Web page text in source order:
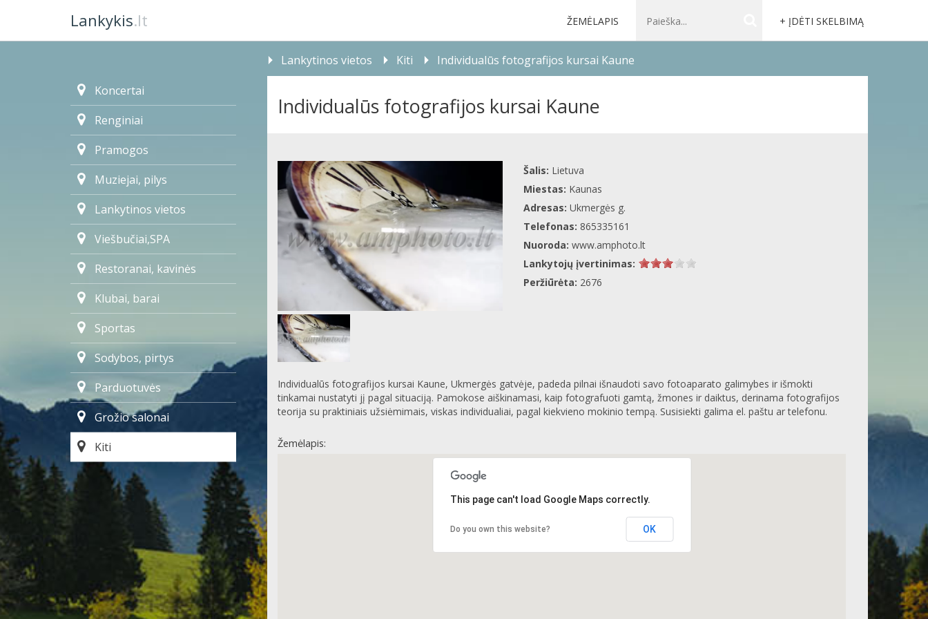
Lankykis.lt ŽEMĖLAPIS + ĮDĖTI SKELBIMĄ
Lankytinos vietos Kiti
Individualūs fotografijos kursai Kaune
Koncertai
Renginiai
Pramogos
Muziejai, pilys
Lankytinos vietos
Viešbučiai,SPA
Restoranai, kavinės
Klubai, barai
Sportas
Sodybos, pirtys
Parduotuvės
Grožio salonai
Kiti
Individualūs fotografijos kursai Kaune
Šalis: Lietuva
Miestas: Kaunas
Adresas: Ukmergės g.
Telefonas: 865335161
Nuoroda: www.amphoto.lt
Lankytojų įvertinimas:
Peržiūrėta: 2676
Individualūs fotografijos kursai Kaune, Ukmergės gatvėje, padeda pilnai išnaudoti savo fotoaparato galimybes ir išmokti
tinkamai nustatyti jį pagal situaciją. Pamokose aiškinamasi, kaip fotografuoti gamtą, žmones ir daiktus, derinama fotografijos
teorija su praktiniais užsiėmimais, viskas individualiai, pagal kiekvieno mokinio tempą. Susisiekti galima el. paštu ar telefonu.
Žemėlapis:
This page can't load Google Maps correctly.
Do you own this website? OK